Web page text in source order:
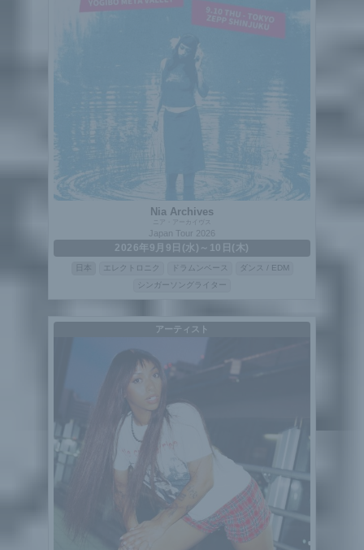
Nia Archives
Japan Tour 2026
2026年9月9日(水)～10日(木)
エレクトロニク ドラムンベース
ダンス / EDM
シンガーソングライター
アーティスト